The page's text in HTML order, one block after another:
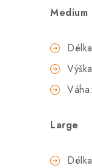
Medium
Large